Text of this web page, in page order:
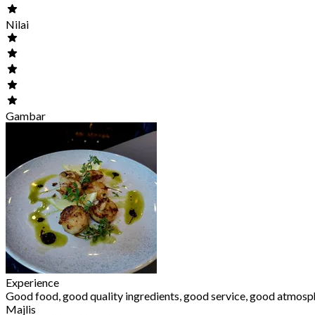
Nilai
Gambar
Experience
Good food, good quality ingredients, good service, good
Majlis